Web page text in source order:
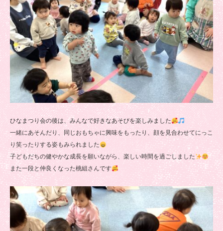
ひなまつり会の後は、みんなで好きなあそびを楽しみました
一緒にあそんだり、同じおもちゃに興味をもったり、顔を見合わせてにっこ
り笑ったりする姿もみられました
子どもだちの健やかな成長を願いながら、楽しい時間を過ごしました
また一段と仲良くなった桃組さんです